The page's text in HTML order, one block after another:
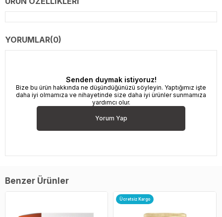
YORUMLAR(0)
Senden duymak istiyoruz!
Bize bu ürün hakkında ne düşündüğünüzü söyleyin. Yaptığımız işte
daha iyi olmamıza ve nihayetinde size daha iyi ürünler sunmamıza
yardımcı olur.
Yorum Yap
Benzer Ürünler
Ücretsiz Kargo